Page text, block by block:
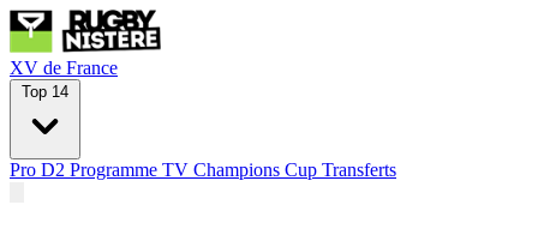
XV de France
Top 14
Pro D2 Programme TV Champions Cup Transferts